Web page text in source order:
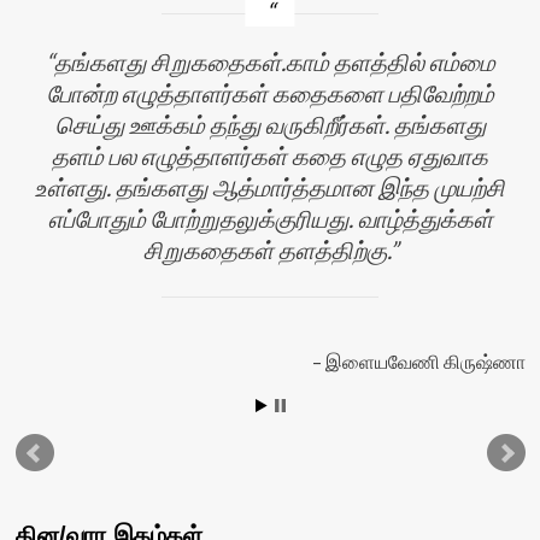
தங்களது சிறுகதைகள்.காம் தளத்தில் எம்மை
போன்ற எழுத்தாளர்கள் கதைகளை பதிவேற்றம்
செய்து ஊக்கம் தந்து வருகிறீர்கள். தங்களது
தளம் பல எழுத்தாளர்கள் கதை எழுத ஏதுவாக
உள்ளது. தங்களது ஆத்மார்த்தமான இந்த முயற்சி
எப்போதும் போற்றுதலுக்குரியது. வாழ்த்துக்கள்
சிறுகதைகள் தளத்திற்கு.
இளையவேணி கிருஷ்ணா